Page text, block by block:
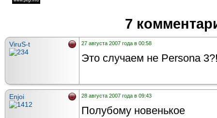
7
ViruS-t 27 августа 2007 года в 00:58
Это случаем не Persona
Enjoi 28 августа 2007 года в 09:43
Полубому новенькое